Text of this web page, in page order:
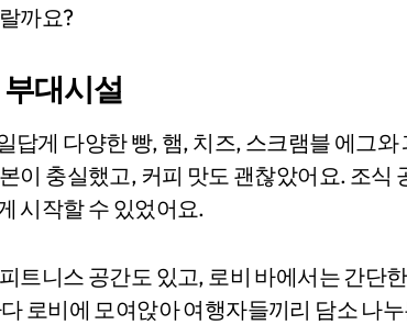
까요?
대시설
답게 다양한 빵, 햄, 치즈, 스크램블 에그
이 충실했고, 커피 맛도 괜찮았어요. 조식
시작할 수 있었어요.
트니스 공간도 있고, 로비 바에서는 간단
로비에 모여앉아 여행자들끼리 담소 나